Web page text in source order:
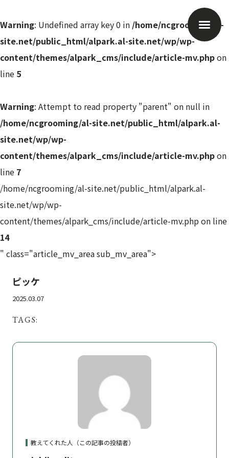
Warning: Undefined array key 0 in /home/ncgrooming/al-
site.net/public_html/alpark.al-site.net/wp/wp-
content/themes/alpark_cms/include/article-mv.phpon
line 5
Warning: Attempt to read property "parent" on null in
/home/ncgrooming/al-site.net/public_html/alpark.al-
site.net/wp/wp-
content/themes/alpark_cms/include/article-mv.phpon
line 7
/home/ncgrooming/al-site.net/public_html/alpark.al-
site.net/wp/wp-
content/themes/alpark_cms/include/article-mv.php on line
14
" class="article_mv_area sub_mv_area">
ピッケ
2025.03.07
TAGS:
教えてくれた人（この記事の投稿者）